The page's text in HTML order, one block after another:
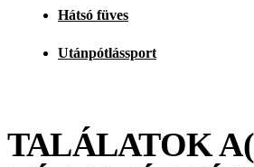
Hátsó füves
Utánpótlássport
TALÁLATOK